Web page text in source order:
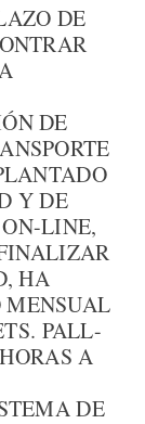
DE
DE
Y DE
LINE,
HA
PALL-
A
DE